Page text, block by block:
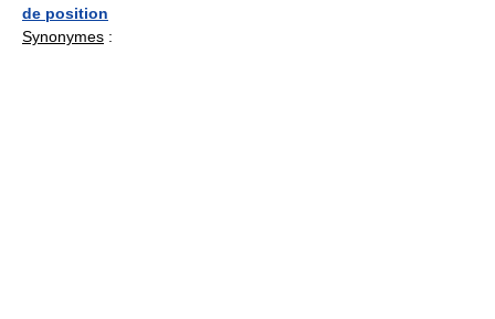
de position
Synonymes :